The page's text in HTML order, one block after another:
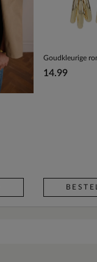
Goudkleurige
14.99